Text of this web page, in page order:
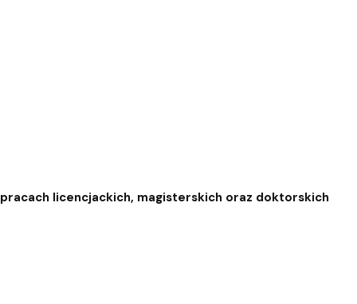
licencjackich, magisterskich oraz doktorskich